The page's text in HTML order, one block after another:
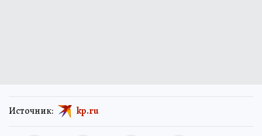
Источник: kp.ru